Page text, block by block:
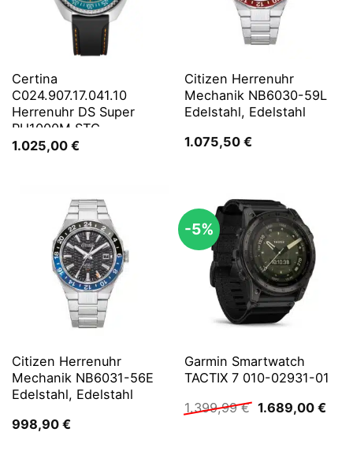
Certina
C024.907.17.041.10
Herrenuhr DS Super
PH1000M STC
1.025,00 €
Citizen Herrenuhr
Mechanik NB6030-59L
Edelstahl, Edelstahl
1.075,50 €
Citizen Herrenuhr
Mechanik NB6031-56E
Edelstahl, Edelstahl
998,90 €
-5%
Garmin Smartwatch
TACTIX 7 010-02931-01
1.399,99€ Ursprünglicher
1.689,00 €